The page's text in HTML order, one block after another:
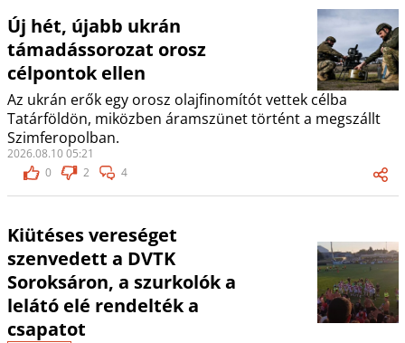
Új hét, újabb ukrán
támadássorozat orosz
célpontok ellen
Az ukrán erők egy orosz olajfinomítót vettek célba
Tatárföldön, miközben áramszünet történt a megszállt
Szimferopolban.
2026.08.10 05:21
0
2 4
Kiütéses vereséget
szenvedett a DVTK
Soroksáron, a szurkolók a
lelátó elé rendelték a
csapatot